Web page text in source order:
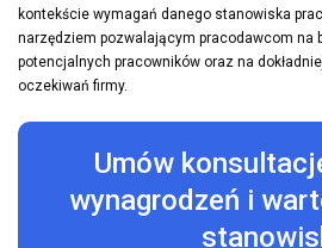
kontekście wymagań danego stanowiska
narzędziem pozwalającym pracodawcom na
potencjalnych pracowników oraz na
oczekiwań firmy.
Umów
wynagrodzeń i